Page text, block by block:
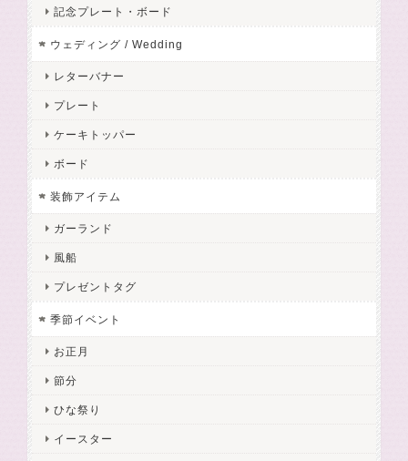
記念プレート・ボード
ウェディング / Wedding
レターバナー
プレート
ケーキトッパー
ボード
装飾アイテム
ガーランド
風船
プレゼントタグ
季節イベント
お正月
節分
ひな祭り
イースター